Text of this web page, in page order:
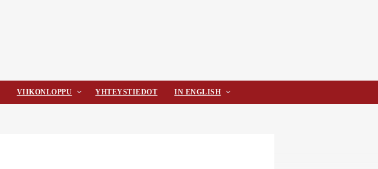
VIIKONLOPPU YHTEYSTIEDOT IN ENGLISH